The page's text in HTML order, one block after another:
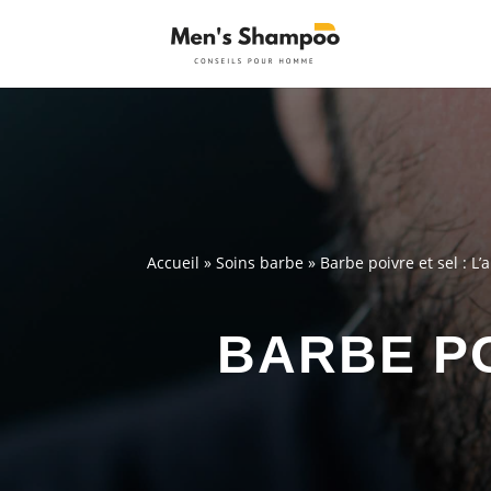
Accueil »Soins barbe » Barbe poivre et sel :
BARBE